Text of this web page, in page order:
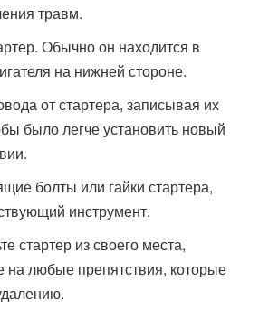
травм.
Обычно он находится в
на нижней стороне.
от стартера, записывая их
было легче установить новый
болты или гайки стартера,
инструмент.
стартер из своего места,
любые препятствия, которые